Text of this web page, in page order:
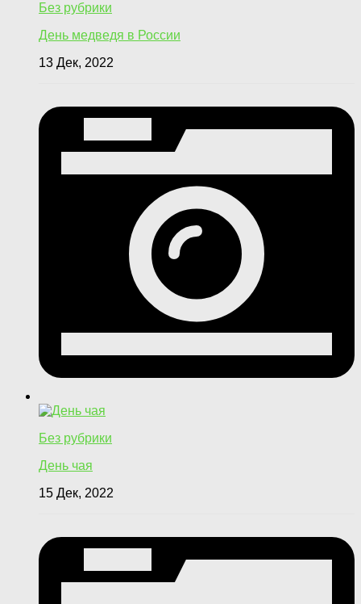
Без рубрики
День медведя в России
13 Дек, 2022
Без рубрики
День чая
15 Дек, 2022